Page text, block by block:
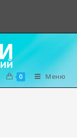
0 Меню